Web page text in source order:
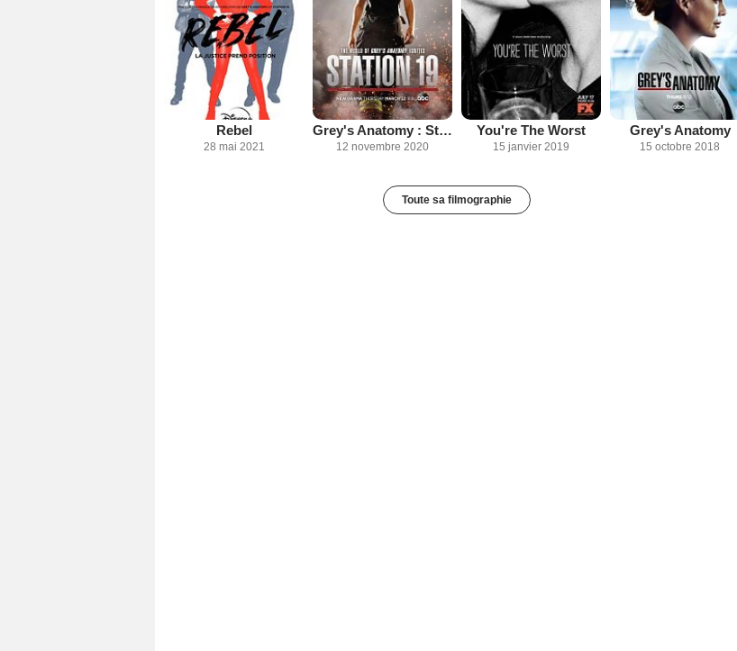
Rebel
28 mai 2021
Grey's Anatomy : Station 19
12 novembre 2020
You're The Worst
15 janvier 2019
Grey's Anatomy
15 octobre 2018
Toute sa filmographie